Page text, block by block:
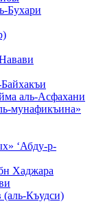
Бухари
аль-Асфахани
мунафикъина»
‘Абду-р-
Хаджара
Къудси)